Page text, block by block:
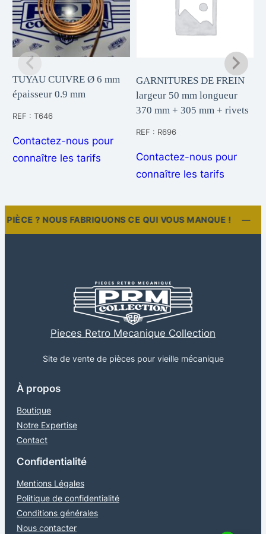
TUYAU CUIVRE Ø 6 mm
épaisseur 0.9 mm
REF : T646
Contactez-nous pour
connaître les tarifs
GARNITURES DE FREIN
largeur 50 mm longueur
370 mm + 305 mm + rivets
REF : R696
Contactez-nous pour
connaître les tarifs
PIÈCE ? NOUS FABRIQUONS CE QUI VOUS MANQUE ! —
Pieces Retro Mecanique Collection
Site de vente de pièces pour vieille mécanique
À propos
Boutique
Notre Expertise
Contact
Confidentialité
Mentions Légales
Politique de confidentialité
Conditions générales
Nous contacter